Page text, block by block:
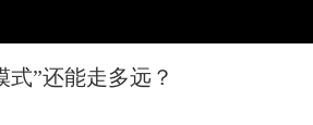
式”还能走多远？